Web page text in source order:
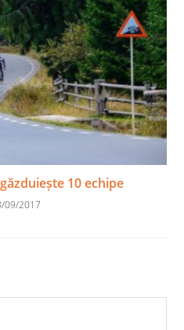
10 echipe
09/2017